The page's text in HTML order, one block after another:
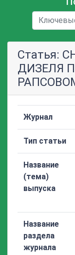
Статья:
ДИЗЕЛЯ
Журнал
Тип статьи
Название
(тема)
выпуска
Название
раздела
журнала